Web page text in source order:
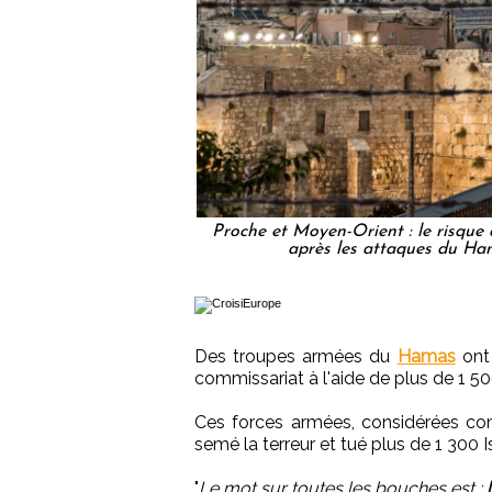
Proche et Moyen-Orient : le
après les attaques du
Des troupes armées du Hamasont
commissariat à l'aide de plus de 1
Ces forces armées, considérées
semé la terreur et tué plus de 1 300